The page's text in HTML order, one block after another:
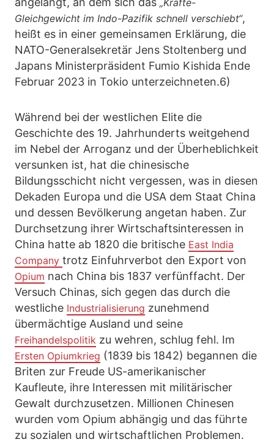
„Kräfte-
Gleichgewicht im Indo-Pazifik schnell verschiebt“,
heißt es in einer gemeinsamen Erklärung, die
NATO-Generalsekretär Jens Stoltenberg und
Japans Ministerpräsident Fumio Kishida Ende
Februar 2023 in Tokio unterzeichneten.6)
Während bei der westlichen Elite die
Geschichte des 19. Jahrhunderts weitgehend
im Nebel der Arroganz und der Überheblichkeit
versunken ist, hat die chinesische
Bildungsschicht nicht vergessen, was in diesen
Dekaden Europa und die USA dem Staat China
und dessen Bevölkerung angetan haben. Zur
Durchsetzung ihrer Wirtschaftsinteressen in
China hatte ab 1820 die britische East India
Company trotz Einfuhrverbot den Export von
Opium nach China bis 1837 verfünffacht. Der
Versuch Chinas, sich gegen das durch die
westliche Industrialisierung zunehmend
übermächtige Ausland und seine
Freihandelspolitik zu wehren, schlug fehl. Im
Ersten Opiumkrieg (1839 bis 1842) begannen die
Briten zur Freude US-amerikanischer
Kaufleute, ihre Interessen mit militärischer
Gewalt durchzusetzen. Millionen Chinesen
wurden vom Opium abhängig und das führte
zu sozialen und wirtschaftlichen Problemen.